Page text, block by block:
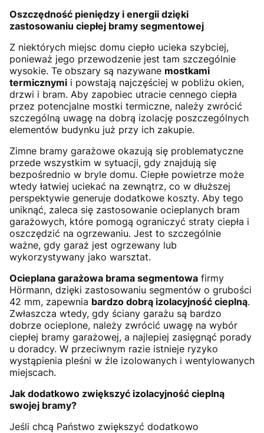
Oszczędność pieniędzy i energii dzięki
zastosowaniu ciepłej bramy segmentowej
Z niektórych miejsc domu ciepło ucieka szybciej,
ponieważ jego przewodzenie jest tam szczególnie
wysokie. Te obszary są nazywane mostkami
termicznymi i powstają najczęściej w pobliżu okien,
drzwi i bram. Aby zapobiec utracie cennego ciepła
przez potencjalne mostki termiczne, należy zwrócić
szczególną uwagę na dobrą izolację poszczególnych
elementów budynku już przy ich zakupie.
Zimne bramy garażowe okazują się problematyczne
przede wszystkim w sytuacji, gdy znajdują się
bezpośrednio w bryle domu. Ciepłe powietrze może
wtedy łatwiej uciekać na zewnątrz, co w dłuższej
perspektywie generuje dodatkowe koszty. Aby tego
uniknąć, zaleca się zastosowanie ocieplanych bram
garażowych, które pomogą ograniczyć straty ciepła i
oszczędzić na ogrzewaniu. Jest to szczególnie
ważne, gdy garaż jest ogrzewany lub
wykorzystywany jako warsztat.
Ocieplana garażowa brama segmentowa firmy
Hörmann, dzięki zastosowaniu segmentów o grubości
42 mm, zapewnia bardzo dobrą izolacyjność cieplną.
Zwłaszcza wtedy, gdy ściany garażu są bardzo
dobrze ocieplone, należy zwrócić uwagę na wybór
ciepłej bramy garażowej, a najlepiej zasięgnąć porady
u doradcy. W przeciwnym razie istnieje ryzyko
wystąpienia pleśni w źle izolowanych i wentylowanych
miejscach.
Jak dodatkowo zwiększyć izolacyjność cieplną
swojej bramy?
Jeśli chcą Państwo zwiększyć dodatkowo